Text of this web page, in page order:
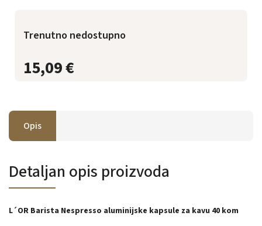
15,09 €
Trenutno nedostupno
Opis
Detaljan opis proizvoda
L´OR Barista Nespresso aluminijske kapsule za kavu 40 kom